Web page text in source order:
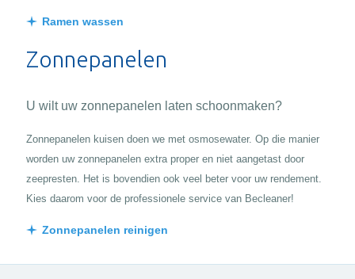
Ramen wassen
Zonnepanelen
U wilt uw zonnepanelen laten schoonmaken?
Zonnepanelen kuisen doen we met osmosewater. Op die manier
worden uw zonnepanelen extra proper en niet aangetast door
zeepresten. Het is bovendien ook veel beter voor uw rendement.
Kies daarom voor de professionele service van Becleaner!
Zonnepanelen reinigen